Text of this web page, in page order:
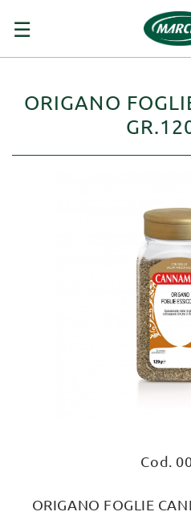
navigazione
☰
ORIGANO
Cod.
ORIGANO FOGLIE